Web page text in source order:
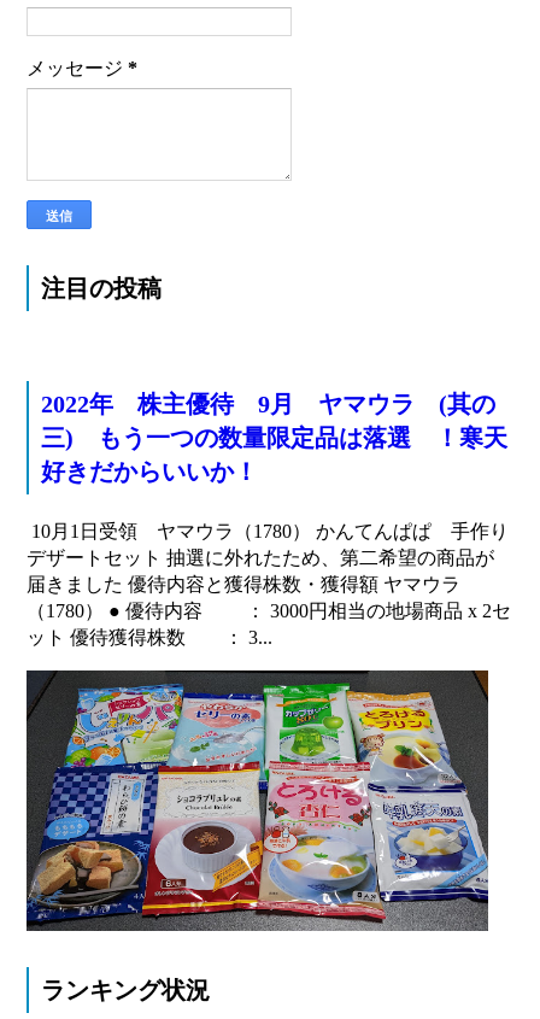
メッセージ*
注目の投稿
2022年 株主優待 9月 ヤマウラ (其の
三) もう一つの数量限定品は落選 ！寒天
好きだからいいか！
10月1日受領 ヤマウラ（1780） かんてんぱぱ 手作り
デザートセット 抽選に外れたため、第二希望の商品が
届きました 優待内容と獲得株数・獲得額 ヤマウラ
（1780） ● 優待内容 ： 3000円相当の地場商品 x 2セ
ット 優待獲得株数 ： 3...
ランキング状況